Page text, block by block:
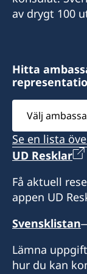
+966 2 60 69
Al-Sulaiman
8:th Floor
Postadress:
Consulate of
Saud
PO Box 127383
Saudi Arabia
Saud
+967 1 21 33
Zubeiri street
Sana'a
Postadress:
c/o Elaghil
P.O. Box 820
Yemen
Öppettider:
Söndag-
Epost:
E-post:
Fax
+968-
Consulate-
OTE Group
414, 4th Floor
Wattayah
P.O. Box 1
av drygt 100
Hitta
Välj
ambassad
Se en lista
UD Resklar
Få aktuell
appen UD
Svensklistan
Lämna
hur du kan